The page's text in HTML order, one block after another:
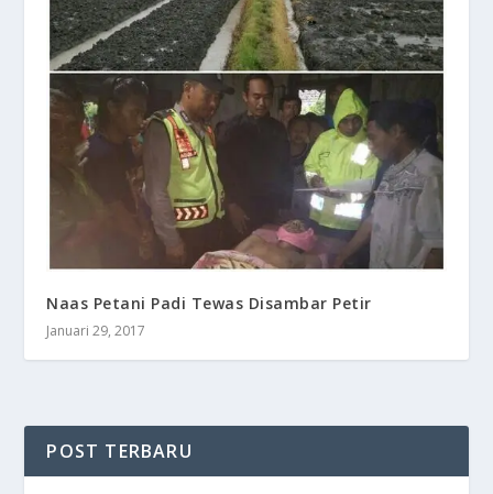
​Naas Petani Padi Tewas Disambar Petir
Januari 29, 2017
POST TERBARU